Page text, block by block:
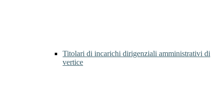
Titolari di incarichi dirigenziali amministrativi di
vertice